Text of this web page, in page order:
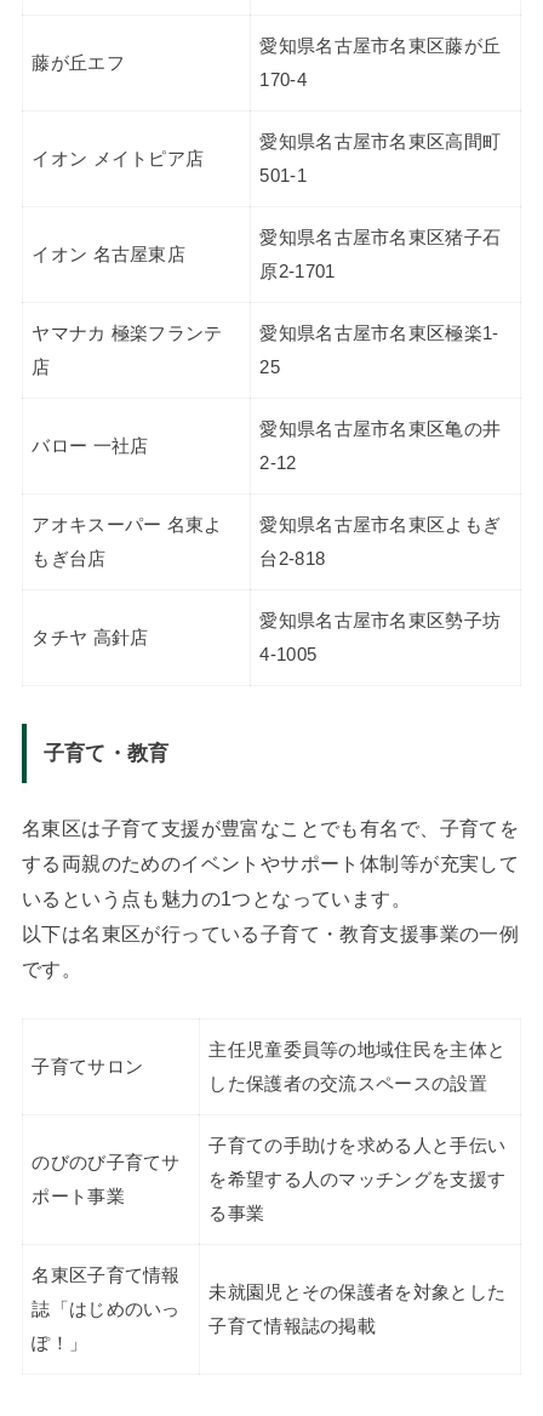
藤が丘エフ
愛知県名古屋市名東区藤が丘
170-4
イオン メイトピア店
愛知県名古屋市名東区高間町
501-1
イオン 名古屋東店
愛知県名古屋市名東区猪子石
原2-1701
ヤマナカ 極楽フランテ
店
愛知県名古屋市名東区極楽1-
25
バロー 一社店
愛知県名古屋市名東区亀の井
2-12
アオキスーパー 名東よ
もぎ台店
愛知県名古屋市名東区よもぎ
台2-818
タチヤ 高針店
愛知県名古屋市名東区勢子坊
4-1005
子育て・教育
名東区は子育て支援が豊富なことでも有名で、子育てを
する両親のためのイベントやサポート体制等が充実して
いるという点も魅力の1つとなっています。
以下は名東区が行っている子育て・教育支援事業の一例
です。
子育てサロン
主任児童委員等の地域住民を主体と
した保護者の交流スペースの設置
のびのび子育てサ
ポート事業
子育ての手助けを求める人と手伝い
を希望する人のマッチングを支援す
る事業
名東区子育て情報
誌「はじめのいっ
ぽ！」
未就園児とその保護者を対象とした
子育て情報誌の掲載